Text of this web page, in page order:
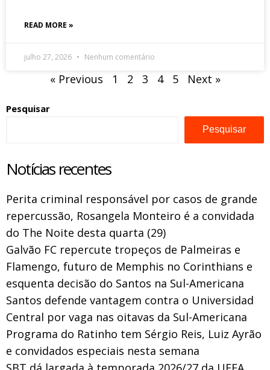
READ MORE »
julho 27, 2026 Nenhum comentário
« Previous 1 2 3 4 5 Next »
Pesquisar
Pesquisar
Notícias recentes
Perita criminal responsável por casos de grande
repercussão, Rosangela Monteiro é a convidada
do The Noite desta quarta (29)
Galvão FC repercute tropeços de Palmeiras e
Flamengo, futuro de Memphis no Corinthians e
esquenta decisão do Santos na Sul-Americana
Santos defende vantagem contra o Universidad
Central por vaga nas oitavas da Sul-Americana
Programa do Ratinho tem Sérgio Reis, Luiz Ayrão
e convidados especiais nesta semana